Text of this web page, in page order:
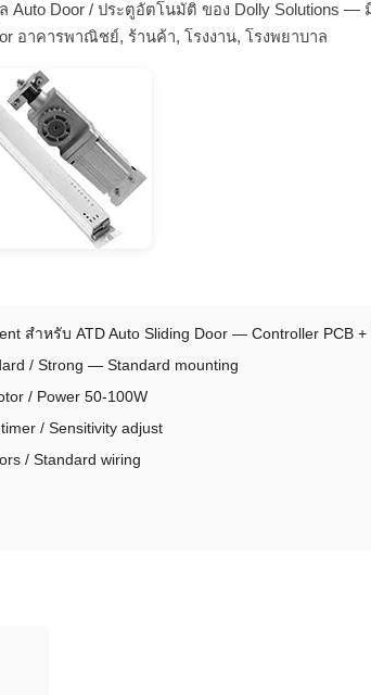
Auto Door / ประตูอัตโนมัติ ของ Dolly Solutions —
อาคารพาณิชย์, ร้านค้า, โรงงาน, โรงพยาบาล
สำหรับ ATD Auto Sliding Door — Controller PCB +
/ Strong — Standard mounting
/ Power 50-100W
/ Sensitivity adjust
/ Standard wiring